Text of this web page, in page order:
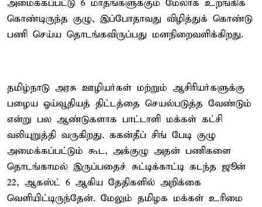
அமைக்கப்பட்டு 6 மாதங்களுக்கும் மேலாக உறங்கிக்
கொண்டிருந்த குழு, இப்போதாவது விழித்துக் கொண்டு
பணி செய்ய தொடங்கவிருப்பது மனநிறைவளிக்கிறது.
தமிழ்நாடு அரசு ஊழியர்கள் மற்றும் ஆசிரியர்களுக்கு
பழைய ஓய்வூதியத் திட்டத்தை செயல்படுத்த வேண்டும்
என்று பல ஆண்டுகளாக பாட்டாளி மக்கள் கட்சி
வலியுறுத்தி வருகிறது. ககன்தீப் சிங் பேடி குழு
அமைக்கப்பட்டும் கூட, அக்குழு அதன் பணிகளை
தொடங்காமல் இருப்பதைச் சுட்டிக்காட்டி கடந்த ஜூன்
22, ஆகஸ்ட் 6 ஆகிய தேதிகளில் அறிக்கை
வெளியிட்டிருந்தேன். மேலும் தமிழக மக்கள் உரிமை